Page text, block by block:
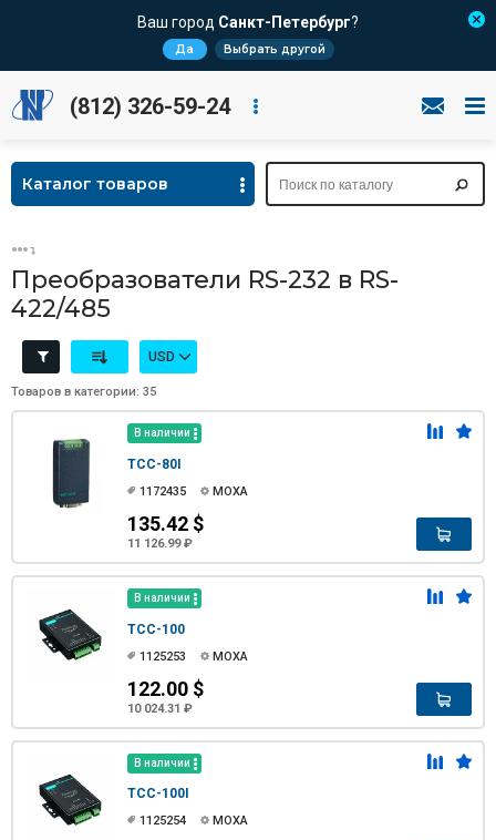
Ваш город Санкт-Петербург?
Да Выбрать другой
(812) 326-59-24
Каталог товаров
Преобразователи RS-232 в RS-
422/485
USD
Товаров в категории: 35
В наличии
TCC-80I
1172435 MOXA
135.42 $
11 126.99 ₽
В наличии
TCC-100
1125253 MOXA
122.00 $
10 024.31 ₽
В наличии
TCC-100I
1125254 MOXA